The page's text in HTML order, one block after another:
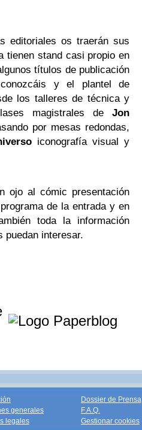
editoriales os traerán sus
tienen stand casi propio en
títulos de publicación
y el plantel de
los talleres de técnica y
magistrales de Jon
por mesas redondas,
iconografía visual y
ojo al cómic presentación
de la entrada y en
toda la información
puedan interesar.
generales
legales
Dossier de Prensa
F.A.Q.
Gestionar cookies